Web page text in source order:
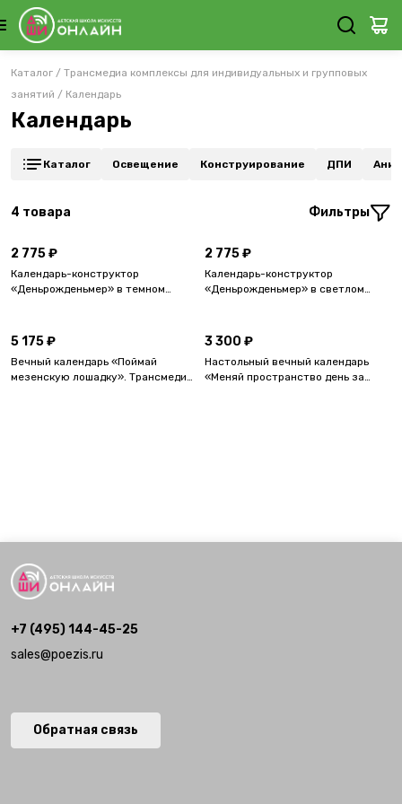
Каталог / Трансмедиа комплексы для индивидуальных и групповых
занятий / Календарь
Календарь
Каталог Освещение Конструирование ДПИ
4 товара Фильтры
2 775 ₽
Календарь-конструктор
«Деньрожденьмер» в темном
2 775 ₽
Календарь-конструктор
«Деньрожденьмер» в светлом
5 175 ₽
Вечный календарь «Поймай
мезенскую лошадку». Трансмедиа
3 300 ₽
Настольный вечный календарь
«Меняй пространство день за
+7 (495) 144-45-25
sales@poezis.ru
Обратная связь